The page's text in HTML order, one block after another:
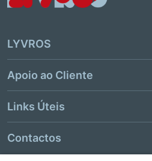
LYVROS
Apoio ao Cliente
Links Úteis
Contactos